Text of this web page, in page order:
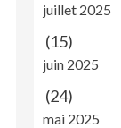
juillet 2025
(15)
juin 2025
(24)
mai 2025